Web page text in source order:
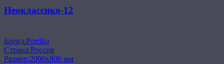
Неоклассико-12
Бренд:Portika
Страна:Россия
Размер:2000x800 мм